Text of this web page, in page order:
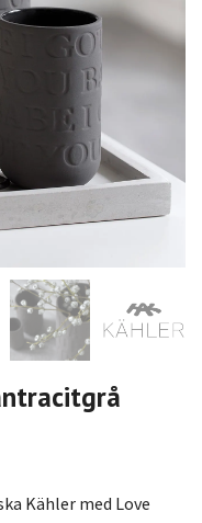
Kähler med Love